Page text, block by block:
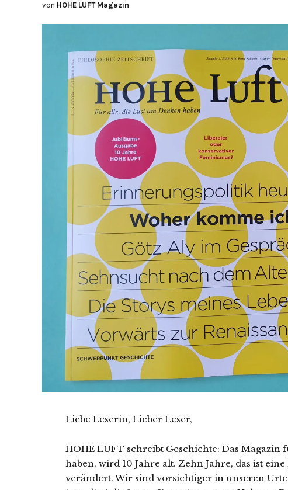
von HOHE LUFT Magazin
Liebe Leserin, Lieber Leser,
HOHE LUFT schreibt Geschichte: Das Magazin
haben, wird 10 Jahre alt. Zehn Jahre, das ist
verändert. Wir sind vorsichtiger in unseren